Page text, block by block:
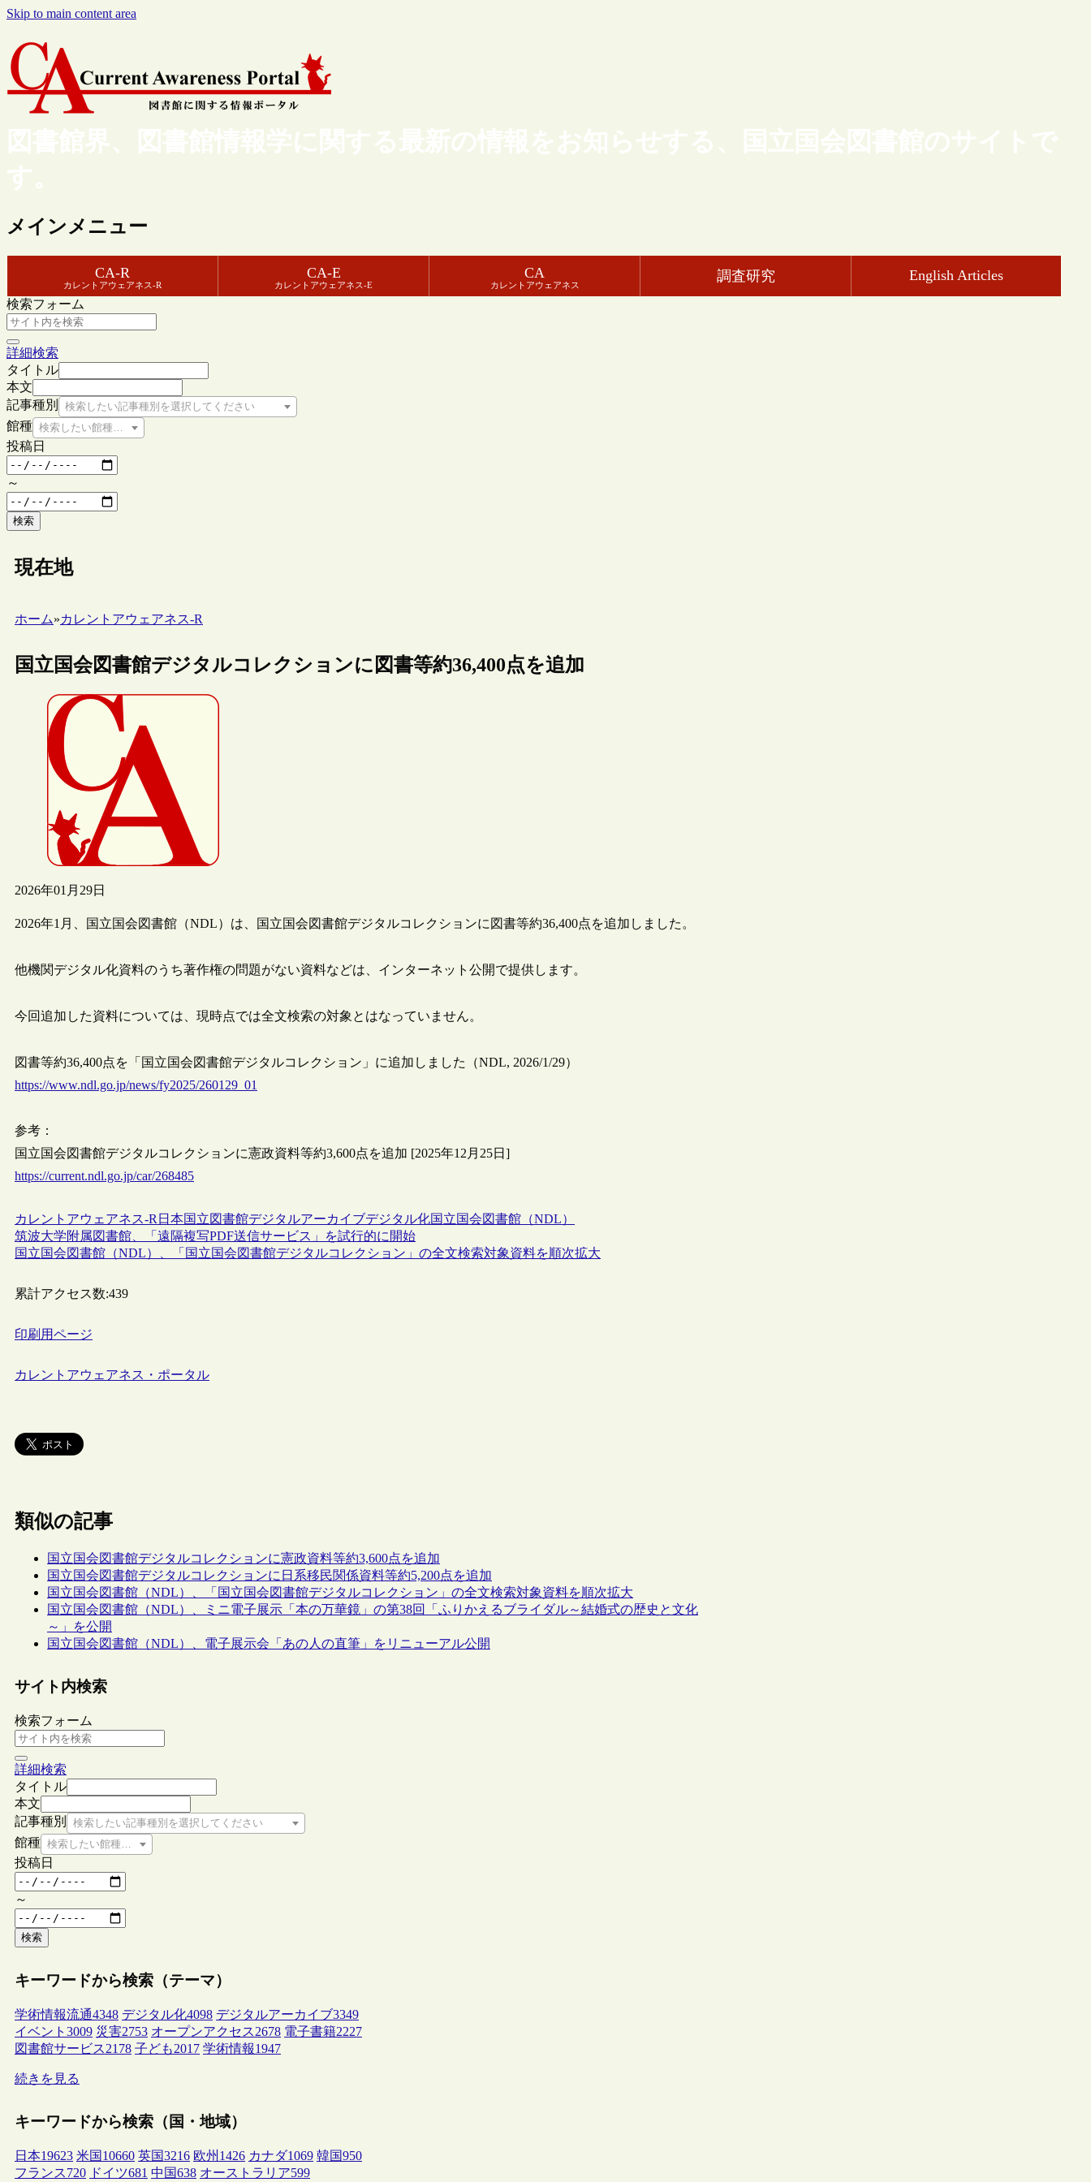
Skip to main content area
図書館界、図書館情報学に関する最新の情報をお知らせする、国立国会図書館のサイトで
す。
メインメニュー
CA-R
カレントアウェアネス-R
CA-E
カレントアウェアネス-E
CA
カレントアウェアネス
調査研究 English Articles
検索フォーム
詳細検索
タイトル
本文
記事種別
検索したい記事種別を選択してください
館種 検索したい館種を選択してください
投稿日
～
検索
現在地
ホーム»カレントアウェアネス-R
国立国会図書館デジタルコレクションに図書等約36,400点を追加
2026年01月29日
2026年1月、国立国会図書館（NDL）は、国立国会図書館デジタルコレクションに図書等約36,400点を追加しました。
他機関デジタル化資料のうち著作権の問題がない資料などは、インターネット公開で提供します。
今回追加した資料については、現時点では全文検索の対象とはなっていません。
図書等約36,400点を「国立国会図書館デジタルコレクション」に追加しました（NDL, 2026/1/29）
https://www.ndl.go.jp/news/fy2025/260129_01
参考：
国立国会図書館デジタルコレクションに憲政資料等約3,600点を追加 [2025年12月25日]
https://current.ndl.go.jp/car/268485
カレントアウェアネス-R 日本国立図書館デジタルアーカイブデジタル化国立国会図書館（NDL）
筑波大学附属図書館、「遠隔複写PDF送信サービス」を試行的に開始
国立国会図書館（NDL）、「国立国会図書館デジタルコレクション」の全文検索対象資料を順次拡大
累計アクセス数:439
印刷用ページ
カレントアウェアネス・ポータル
類似の記事
国立国会図書館デジタルコレクションに憲政資料等約3,600点を追加
国立国会図書館デジタルコレクションに日系移民関係資料等約5,200点を追加
国立国会図書館（NDL）、「国立国会図書館デジタルコレクション」の全文検索対象資料を順次拡大
国立国会図書館（NDL）、ミニ電子展示「本の万華鏡」の第38回「ふりかえるブライダル～結婚式の歴史と文化
～」を公開
国立国会図書館（NDL）、電子展示会「あの人の直筆」をリニューアル公開
サイト内検索
検索フォーム
詳細検索
タイトル
本文
記事種別
検索したい記事種別を選択してください
館種 検索したい館種を選択してください
投稿日
～
検索
キーワードから検索（テーマ）
学術情報流通4348 デジタル化4098 デジタルアーカイブ3349
イベント 3009 災害2753 オープンアクセス2678 電子書籍2227
図書館サービス2178 子ども2017 学術情報1947
続きを見る
キーワードから検索（国・地域）
日本19623 米国 10660 英国3216 欧州 1426 カナダ1069 韓国950
フランス720 ドイツ681 中国638 オーストラリア599